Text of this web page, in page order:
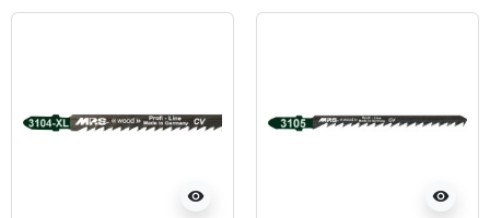
visibility visibility